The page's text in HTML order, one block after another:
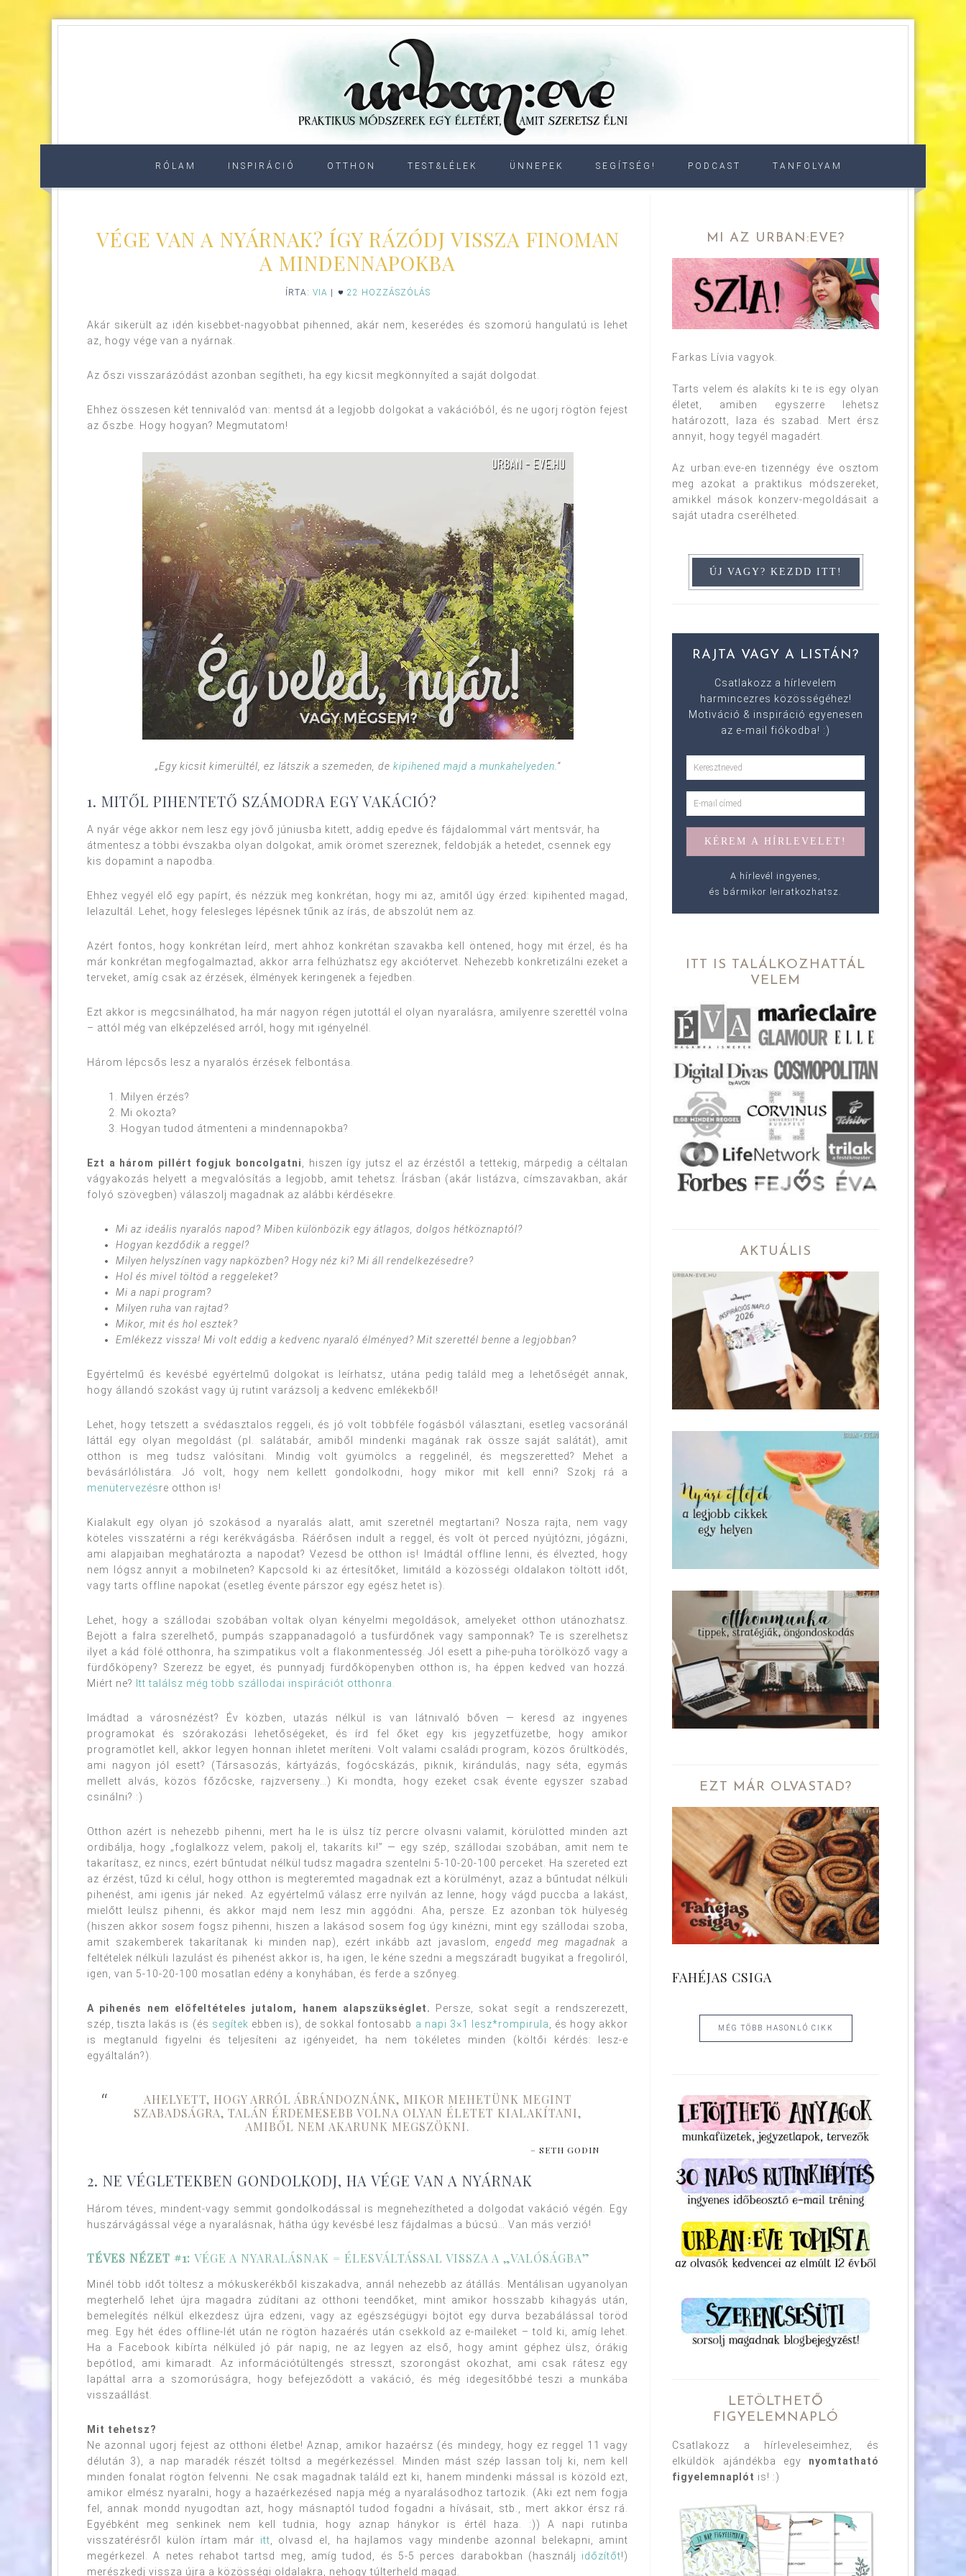
RÓLAM INSPIRÁCIÓ OTTHON TEST&LÉLEK ÜNNEPEK SEGÍTSÉG! PODCAST TANFOLYAM
VÉGE VAN A NYÁRNAK? ÍGY RÁZÓDJ VISSZA FINOMAN
A MINDENNAPOKBA
ÍRTA: VIA 22 HOZZÁSZÓLÁS
Akár sikerült az idén kisebbet-nagyobbat pihenned, akár nem, keserédes és szomorú hangulatú is lehet
az, hogy vége van a nyárnak.
Az őszi visszarázódást azonban segítheti, ha egy kicsit megkönnyíted a saját dolgodat.
Ehhez összesen két tennivalód van: mentsd át a legjobb dolgokat a vakációból, és ne ugorj rögtön fejest
az őszbe. Hogy hogyan? Megmutatom!
„Egy kicsit kimerültél, ez látszik a szemeden, de kipihened majd a munkahelyeden .”
1. MITŐL PIHENTETŐ SZÁMODRA EGY VAKÁCIÓ?
A nyár vége akkor nem lesz egy jövő júniusba kitett, addig epedve és fájdalommal várt mentsvár, ha
átmentesz a többi évszakba olyan dolgokat, amik örömet szereznek, feldobják a hetedet, csennek egy
kis dopamint a napodba.
Ehhez vegyél elő egy papírt, és nézzük meg konkrétan, hogy mi az, amitől úgy érzed: kipihented magad,
lelazultál. Lehet, hogy felesleges lépésnek tűnik az írás, de abszolút nem az.
Azért fontos, hogy konkrétan leírd, mert ahhoz konkrétan szavakba kell öntened, hogy mit érzel, és ha
már konkrétan megfogalmaztad, akkor arra felhúzhatsz egy akciótervet. Nehezebb konkretizálni ezeket a
terveket, amíg csak az érzések, élmények keringenek a fejedben.
Ezt akkor is megcsinálhatod, ha már nagyon régen jutottál el olyan nyaralásra, amilyenre szerettél volna
– attól még van elképzelésed arról, hogy mit igényelnél.
Három lépcsős lesz a nyaralós érzések felbontása.
1. Milyen érzés?
2. Mi okozta?
3. Hogyan tudod átmenteni a mindennapokba?
Ezt a három pillért fogjuk boncolgatni
, hiszen így jutsz el az érzéstől a tettekig, márpedig a céltalan
vágyakozás helyett a megvalósítás a legjobb, amit tehetsz. Írásban (akár listázva, címszavakban, akár
folyó szövegben) válaszolj magadnak az alábbi kérdésekre.
Mi az ideális nyaralós napod? Miben különbözik egy átlagos, dolgos hétköznaptól?
Hogyan kezdődik a reggel?
Milyen helyszínen vagy napközben? Hogy néz ki? Mi áll rendelkezésedre?
Hol és mivel töltöd a reggeleket?
Mi a napi program?
Milyen ruha van rajtad?
Mikor, mit és hol esztek?
Emlékezz vissza! Mi volt eddig a kedvenc nyaraló élményed? Mit szerettél benne a legjobban?
Egyértelmű és kevésbé egyértelmű dolgokat is leírhatsz, utána pedig találd meg a lehetőségét annak,
hogy állandó szokást vagy új rutint varázsolj a kedvenc emlékekből!
Lehet, hogy tetszett a svédasztalos reggeli, és jó volt többféle fogásból választani, esetleg vacsoránál
láttál egy olyan megoldást (pl. salátabár, amiből mindenki magának rak össze saját salátát), amit
otthon is meg tudsz valósítani. Mindig volt gyümölcs a reggelinél, és megszeretted? Mehet a
bevásárlólistára. Jó volt, hogy nem kellett gondolkodni, hogy mikor mit kell enni? Szokj rá a
menütervezésre otthon is!
Kialakult egy olyan jó szokásod a nyaralás alatt, amit szeretnél megtartani? Nosza rajta, nem vagy
köteles visszatérni a régi kerékvágásba. Ráérősen indult a reggel, és volt öt perced nyújtózni, jógázni,
ami alapjaiban meghatározta a napodat? Vezesd be otthon is! Imádtál offline lenni, és élvezted, hogy
nem lógsz annyit a mobilneten? Kapcsold ki az értesítőket, limitáld a közösségi oldalakon töltött időt,
vagy tarts offline napokat (esetleg évente párszor egy egész hetet is).
Lehet, hogy a szállodai szobában voltak olyan kényelmi megoldások, amelyeket otthon utánozhatsz.
Bejött a falra szerelhető, pumpás szappanadagoló a tusfürdőnek vagy samponnak? Te is szerelhetsz
ilyet a kád fölé otthonra, ha szimpatikus volt a flakonmentesség. Jól esett a pihe-puha törölköző vagy a
fürdőköpeny? Szerezz be egyet, és punnyadj fürdőköpenyben otthon is, ha éppen kedved van hozzá.
Miért ne? Itt találsz még több szállodai inspirációt otthonra.
Imádtad a városnézést? Év közben, utazás nélkül is van látnivaló bőven — keresd az ingyenes
programokat és szórakozási lehetőségeket, és írd fel őket egy kis jegyzetfüzetbe, hogy amikor
programötlet kell, akkor legyen honnan ihletet meríteni. Volt valami családi program, közös őrültködés,
ami nagyon jól esett? (Társasozás, kártyázás, fogócskázás, piknik, kirándulás, nagy séta, egymás
mellett alvás, közös főzőcske, rajzverseny…) Ki mondta, hogy ezeket csak évente egyszer szabad
csinálni? :)
Otthon azért is nehezebb pihenni, mert ha le is ülsz tíz percre olvasni valamit, körülötted minden azt
ordibálja, hogy „foglalkozz velem, pakolj el, takaríts ki!” — egy szép, szállodai szobában, amit nem te
takarítasz, ez nincs, ezért bűntudat nélkül tudsz magadra szentelni 5-10-20-100 perceket. Ha szereted ezt
az érzést, tűzd ki célul, hogy otthon is megteremted magadnak ezt a körülményt, azaz a bűntudat nélküli
pihenést, ami igenis jár neked. Az egyértelmű válasz erre nyilván az lenne, hogy vágd puccba a lakást,
mielőtt leülsz pihenni, és akkor majd nem lesz min aggódni. Aha, persze. Ez azonban tök hülyeség
(hiszen akkor sosem fogsz pihenni, hiszen a lakásod sosem fog úgy kinézni, mint egy szállodai szoba,
amit szakemberek takarítanak ki minden nap), ezért inkább azt javaslom, engedd meg magadnak a
feltételek nélküli lazulást és pihenést akkor is, ha igen, le kéne szedni a megszáradt bugyikat a fregoliról,
igen, van 5-10-20-100 mosatlan edény a konyhában, és ferde a szőnyeg.
A pihenés nem előfeltételes jutalom, hanem alapszükséglet.
Persze, sokat segít a rendszerezett,
szép, tiszta lakás is (és segítek ebben is), de sokkal fontosabb a napi 3×1 lesz*rompirula
, és hogy akkor
is megtanuld figyelni és teljesíteni az igényeidet, ha nem tökéletes minden (költői kérdés: lesz-e
egyáltalán?).
AHELYETT, HOGY ARRÓL ÁBRÁNDOZNÁNK, MIKOR MEHETÜNK MEGINT
SZABADSÁGRA, TALÁN ÉRDEMESEBB VOLNA OLYAN ÉLETET KIALAKÍTANI,
AMIBŐL NEM AKARUNK MEGSZÖKNI.
– SETH GODIN
2. NE VÉGLETEKBEN GONDOLKODJ, HA VÉGE VAN A NYÁRNAK
Három téves, mindent-vagy semmit gondolkodással is megnehezítheted a dolgodat vakáció végén. Egy
huszárvágással vége a nyaralásnak, hátha úgy kevésbé lesz fájdalmas a búcsú… Van más verzió!
TÉVES NÉZET #1: VÉGE A NYARALÁSNAK = ÉLESVÁLTÁSSAL VISSZA A „VALÓSÁGBA”
Minél több időt töltesz a mókuskerékből kiszakadva, annál nehezebb az átállás. Mentálisan ugyanolyan
megterhelő lehet újra magadra zúdítani az otthoni teendőket, mint amikor hosszabb kihagyás után,
bemelegítés nélkül elkezdesz újra edzeni, vagy az egészségügyi böjtöt egy durva bezabálással töröd
meg. Egy hét édes offline-lét után ne rögtön hazaérés után csekkold az e-maileket – told ki, amíg lehet.
Ha a Facebook kibírta nélküled jó pár napig, ne az legyen az első, hogy amint géphez ülsz, órákig
bepótlod, ami kimaradt. Az információtúltengés stresszt, szorongást okozhat, ami csak rátesz egy
lapáttal arra a szomorúságra, hogy befejeződött a vakáció, és még idegesítőbbé teszi a munkába
visszaállást.
Mit tehetsz?
Ne azonnal ugorj fejest az otthoni életbe! Aznap, amikor hazaérsz (és mindegy, hogy ez reggel 11 vagy
délután 3), a nap maradék részét töltsd a megérkezéssel. Minden mást szép lassan tolj ki, nem kell
minden fonalat rögtön felvenni. Ne csak magadnak találd ezt ki, hanem mindenki mással is közöld ezt,
amikor elmész nyaralni, hogy a hazaérkezésed napja még a nyaralásodhoz tartozik. (Aki ezt nem fogja
fel, annak mondd nyugodtan azt, hogy másnaptól tudod fogadni a hívásait, stb., mert akkor érsz rá.
Egyébként meg senkinek nem kell tudnia, hogy aznap hánykor is értél haza. :)) A napi rutinba
visszatérésről külön írtam már itt , olvasd el, ha hajlamos vagy mindenbe azonnal belekapni, amint
megérkezel. A netes rehabot tartsd meg, amíg tudod, és 5-5 perces darabokban (használj időzítőt!)
merészkedj vissza újra a közösségi oldalakra, nehogy túlterheld magad.
MI AZ URBAN:EVE?
Farkas Lívia vagyok.
Tarts velem és alakíts ki te is egy olyan
életet, amiben egyszerre lehetsz
határozott, laza és szabad. Mert érsz
annyit, hogy tegyél magadért.
Az urban:eve-en tizennégy éve osztom
meg azokat a praktikus módszereket,
amikkel mások konzerv-megoldásait a
saját utadra cserélheted.
RAJTA VAGY A LISTÁN?
Csatlakozz a hírlevelem
harmincezres közösségéhez!
Motiváció & inspiráció egyenesen
az e-mail fiókodba! :)
A hírlevél ingyenes,
és bármikor leiratkozhatsz.
ITT IS TALÁLKOZHATTÁL
VELEM
AKTUÁLIS
EZT MÁR OLVASTAD?
FAHÉJAS CSIGA
MÉG TÖBB HASONLÓ CIKK
LETÖLTHETŐ
FIGYELEMNAPLÓ
Csatlakozz a hírleveleseimhez, és
elküldök ajándékba egy nyomtatható
figyelemnaplót is! :)